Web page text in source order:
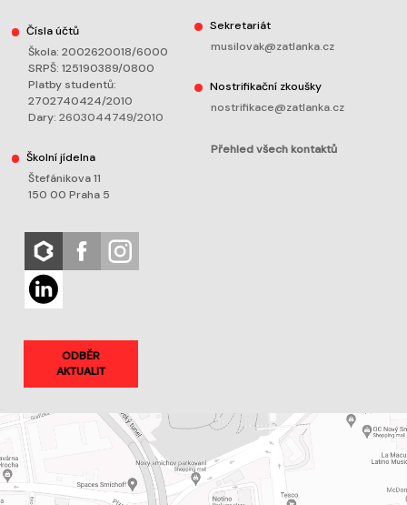
Čísla účtů
Škola: 2002620018/6000
SRPŠ: 125190389/0800
Platby studentů:
2702740424/2010
Dary: 2603044749/2010
Školní jídelna
Štefánikova 11
150 00 Praha 5
ODBĚR
AKTUALIT
Sekretariát
musilovak@zatlanka.cz
Nostrifikační zkoušky
nostrifikace@zatlanka.cz
Přehled všech kontaktů